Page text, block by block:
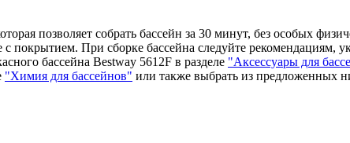
позволяет собрать бассейн за 30 минут, без особых
покрытием. При сборке бассейна следуйте рекомендациям,
бассейна Bestway 5612F в разделе "Аксессуары для
"Химия для бассейнов" или также выбрать из предложенных